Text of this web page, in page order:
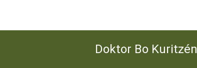
Doktor Bo Kuritzén